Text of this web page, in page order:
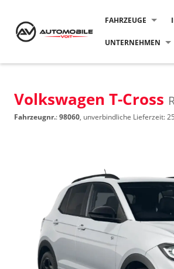
FAHRZEUGE
UNTERNEHMEN
Volkswagen T-Cross
Fahrzeugnr.:98060, unverbindliche Lieferzeit: